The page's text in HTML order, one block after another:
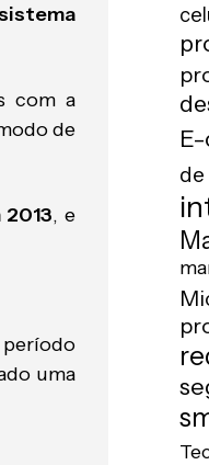
com a
de
, e
período
uma
de